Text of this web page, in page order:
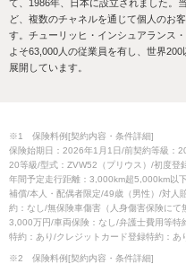
て、1986年、日本に設立されました。
ど、複数のチャネルを通じて個人のお
す。 チューリッヒ・インシュアランス
よそ63,000人の従業員を有し、 世界200
展開しています。
※1 保険料例[契約内容・条件詳細]
保険始期日：2026年1月1日/前契約等級：
20等級/型式：ZVW52（プリウス）/初度登
年間予定走行距離：3,000km超5,000km以
補償/本人・配偶者限定/49歳（男性）/対人
約：なし/無保険車傷害（人身傷害保険にて
3,000万円/車両保険：なし/弁護士費用等特
特約：あり/クレジットカード登録特約：あ
※2 保険料例[契約内容・条件詳細]